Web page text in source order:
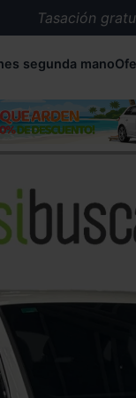
Tasación
Más de
Recogemos tu
segunda mano